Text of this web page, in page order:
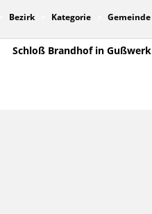
Bezirk Kategorie Gemeinde
Schloß Brandhof in Gußwerk